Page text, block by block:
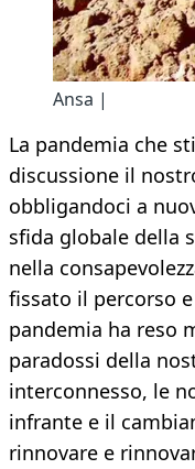
Ansa |
La pandemia che
discussione il
obbligandoci a
sfida globale della
nella
fissato il percorso
pandemia ha reso
paradossi della
interconnesso, le
infrante e il
rinnovare e